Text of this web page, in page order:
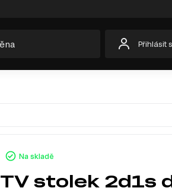
Přihlásit
Na skladě
TV stolek 2d1s